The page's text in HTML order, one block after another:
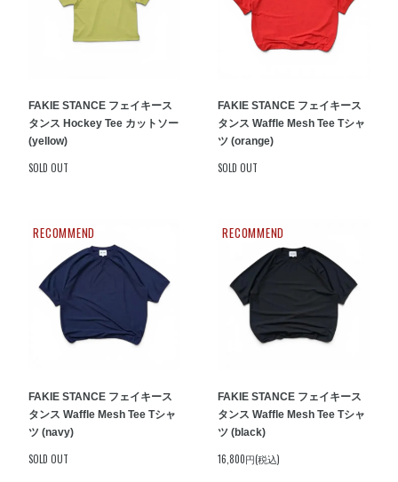
FAKIE STANCE フェイキース
タンス Hockey Tee カットソー
(yellow)
SOLD OUT
FAKIE STANCE フェイキース
タンス Waffle Mesh Tee Tシャ
ツ (orange)
SOLD OUT
RECOMMEND
FAKIE STANCE フェイキース
タンス Waffle Mesh Tee Tシャ
ツ (navy)
SOLD OUT
RECOMMEND
FAKIE STANCE フェイキース
タンス Waffle Mesh Tee Tシャ
ツ (black)
16,800円(税込)